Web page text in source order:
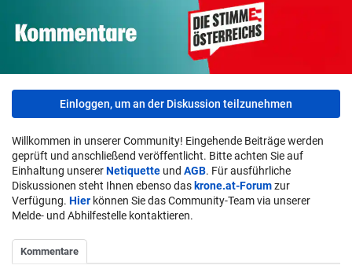
Einloggen, um an der Diskussion teilzunehmen
Willkommen in unserer Community! Eingehende Beiträge werden
geprüft und anschließend veröffentlicht. Bitte achten Sie auf
Einhaltung unsererNetiquette und AGB. Für ausführliche
Diskussionen steht Ihnen ebenso das krone.at-Forumzur
Verfügung. Hier können Sie das Community-Team via unserer
Melde- und Abhilfestelle kontaktieren.